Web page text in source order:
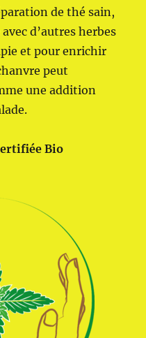
de thé sain,
d’autres herbes
et pour enrichir
peut
une addition
Bio